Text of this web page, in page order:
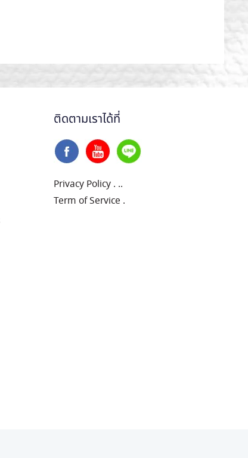
ติดตามเราได้ที่
Privacy Policy . ..
Term of Service .